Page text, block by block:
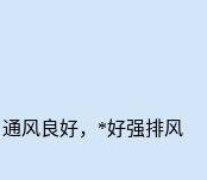
风良好，*好强排风